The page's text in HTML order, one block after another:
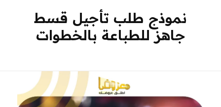
نموذج طلب تأجيل قسط
جاهز للطباعة بالخطوات